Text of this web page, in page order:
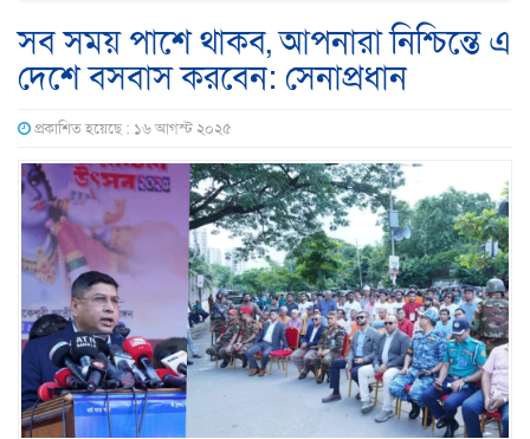
সব সময় পাশে থাকব, আপনারা নিশ্চিন্তে এ
দেশে বসবাস করবেন: সেনাপ্রধান
প্রকাশিত হয়েছে : ১৬ আগস্ট ২০২৫